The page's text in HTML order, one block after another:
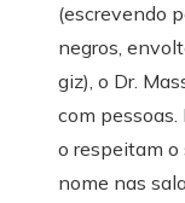
(escrevendo
negros,
giz), o Dr.
com pessoas.
o respeitam o
nome nas